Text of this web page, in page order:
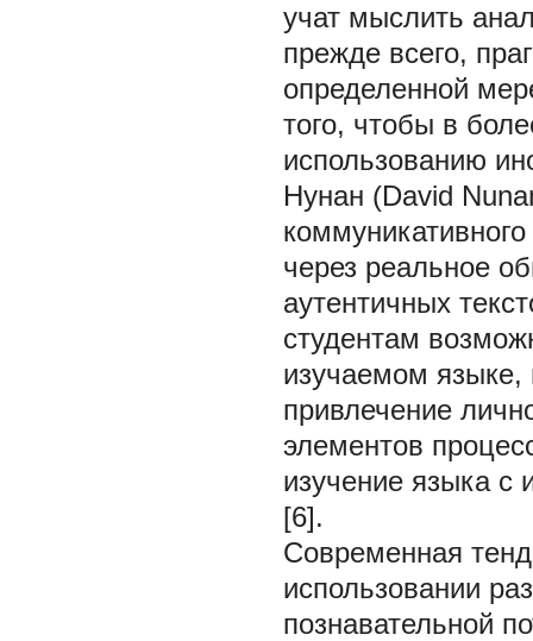
учат мыслить
прежде всего,
определенной
того, чтобы в
использованию
Нунан (David
через реальное
аутентичных
студентам
изучаемом языке,
привлечение
элементов
изучение языка с
[6].
Современная
использовании
познавательной